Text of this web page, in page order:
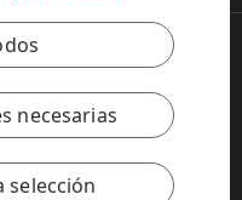
necesarias
selección